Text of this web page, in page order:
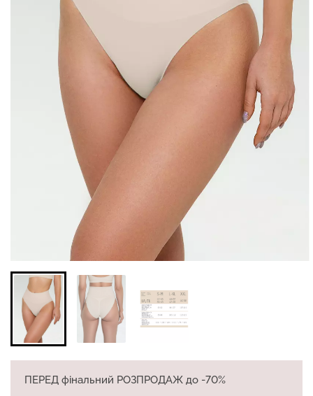
ПЕРЕД фінальний РОЗПРОДАЖ до -70%
Безшовні легінси з
мікрофібри LEGGINGS 02
(чорний) Giulia
789 грн.
Безшовні бразиліана з
легкою корекцією
BRASILIAN SHAPEWEAR
black (чорний) Giulia
369 грн.